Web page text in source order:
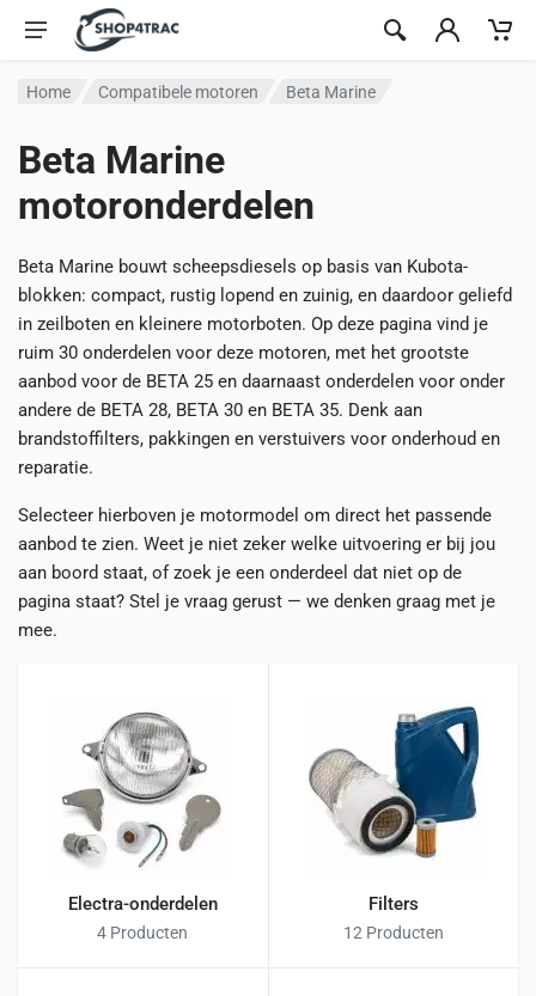
Ga naar inhoud
Home Compatibele motoren Beta Marine
Beta Marine
motoronderdelen
Beta Marine bouwt scheepsdiesels op basis van Kubota-
blokken: compact, rustig lopend en zuinig, en daardoor geliefd
in zeilboten en kleinere motorboten. Op deze pagina vind je
ruim 30 onderdelen voor deze motoren, met het grootste
aanbod voor de BETA 25 en daarnaast onderdelen voor onder
andere de BETA 28, BETA 30 en BETA 35. Denk aan
brandstoffilters, pakkingen en verstuivers voor onderhoud en
reparatie.
Selecteer hierboven je motormodel om direct het passende
aanbod te zien. Weet je niet zeker welke uitvoering er bij jou
aan boord staat, of zoek je een onderdeel dat niet op de
pagina staat? Stel je vraag gerust — we denken graag met je
mee.
Electra-onderdelen
4 Producten
Filters
12 Producten